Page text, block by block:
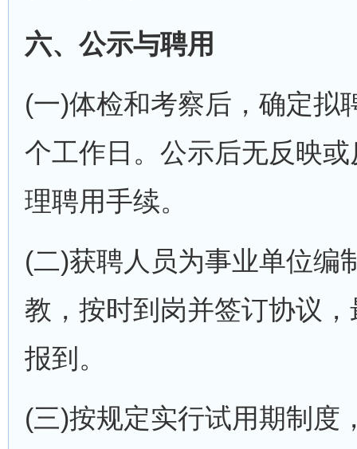
六、公示与聘用
(一)体检和考察后，确定拟
个工作日。公示后无反映
理聘用手续。
(二)获聘人员为事业单位编
教，按时到岗并签订协议
报到。
(三)按规定实行试用期制度